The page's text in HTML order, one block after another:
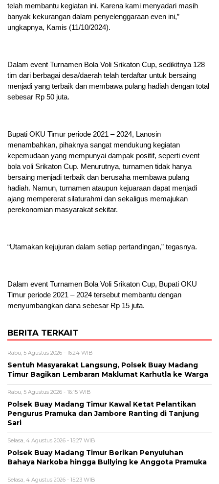
telah membantu kegiatan ini. Karena kami menyadari masih
banyak kekurangan dalam penyelenggaraan even ini,”
ungkapnya, Kamis (11/10/2024).
Dalam event Turnamen Bola Voli Srikaton Cup, sedikitnya 128
tim dari berbagai desa/daerah telah terdaftar untuk bersaing
menjadi yang terbaik dan membawa pulang hadiah dengan total
sebesar Rp 50 juta.
Bupati OKU Timur periode 2021 – 2024, Lanosin
menambahkan, pihaknya sangat mendukung kegiatan
kepemudaan yang mempunyai dampak positif, seperti event
bola voli Srikaton Cup. Menurutnya, turnamen tidak hanya
bersaing menjadi terbaik dan berusaha membawa pulang
hadiah. Namun, turnamen ataupun kejuaraan dapat menjadi
ajang mempererat silaturahmi dan sekaligus memajukan
perekonomian masyarakat sekitar.
“Utamakan kejujuran dalam setiap pertandingan,” tegasnya.
Dalam event Turnamen Bola Voli Srikaton Cup, Bupati OKU
Timur periode 2021 – 2024 tersebut membantu dengan
menyumbangkan dana sebesar Rp 15 juta.
BERITA TERKAIT
Rabu, 5 Agustus 2026 - 16:24 WIB
Sentuh Masyarakat Langsung, Polsek Buay Madang
Timur Bagikan Lembaran Maklumat Karhutla ke Warga
Rabu, 5 Agustus 2026 - 16:15 WIB
Polsek Buay Madang Timur Kawal Ketat Pelantikan
Pengurus Pramuka dan Jambore Ranting di Tanjung
Sari
Selasa, 4 Agustus 2026 - 15:27 WIB
Polsek Buay Madang Timur Berikan Penyuluhan
Bahaya Narkoba hingga Bullying ke Anggota Pramuka
Selasa, 4 Agustus 2026 - 15:23 WIB